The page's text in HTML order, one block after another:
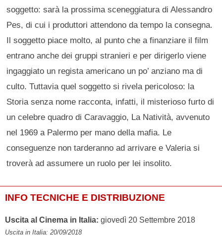
soggetto: sarà la prossima sceneggiatura di Alessandro
Pes, di cui i produttori attendono da tempo la consegna.
Il soggetto piace molto, al punto che a finanziare il film
entrano anche dei gruppi stranieri e per dirigerlo viene
ingaggiato un regista americano un po’ anziano ma di
culto. Tuttavia quel soggetto si rivela pericoloso: la
Storia senza nome racconta, infatti, il misterioso furto di
un celebre quadro di Caravaggio, La Natività, avvenuto
nel 1969 a Palermo per mano della mafia. Le
conseguenze non tarderanno ad arrivare e Valeria si
troverà ad assumere un ruolo per lei insolito.
INFO TECNICHE E DISTRIBUZIONE
Uscita al Cinema in Italia: giovedì 20 Settembre 2018
Uscita in Italia: 20/09/2018